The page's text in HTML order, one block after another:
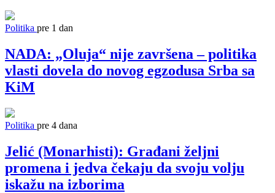
Politika pre 1 dan
NADA: „Oluja“ nije završena – politika
vlasti dovela do novog egzodusa Srba sa
KiM
Politika pre 4 dana
Jelić (Monarhisti): Građani željni
promena i jedva čekaju da svoju volju
iskažu na izborima